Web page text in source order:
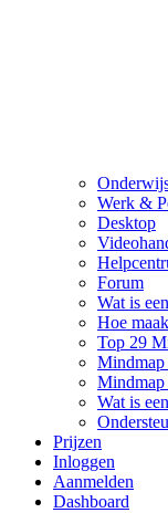
Werk &
Desktop
Forum
Wat is
Hoe
Top 29
Mindmap
Mindmap
Wat is
Prijzen
Inloggen
Aanmelden
Dashboard